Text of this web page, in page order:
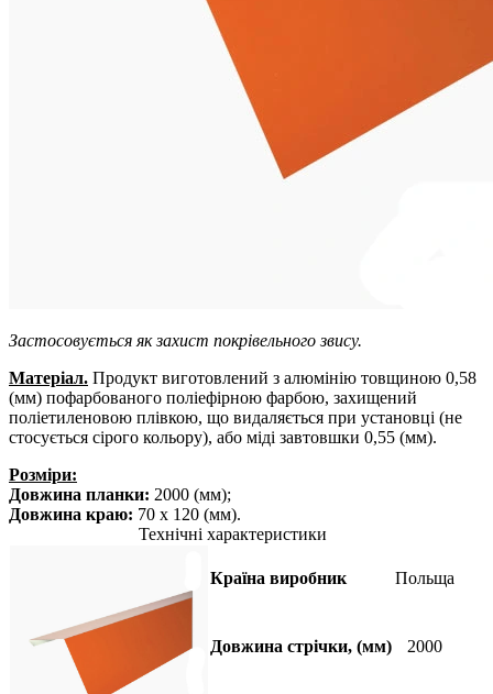
Застосовується як захист покрівельного звису.
Матеріал. Продукт виготовлений з алюмінію товщиною 0,58
(мм) пофарбованого поліефірною фарбою, захищений
поліетиленовою плівкою, що видаляється при установці (не
стосується сірого кольору), або міді завтовшки 0,55 (мм).
Розміри:
Довжина планки: 2000 (мм);
Довжина краю: 70 х 120 (мм).
Технічні характеристики
Країна виробник Польща
Довжина стрічки, (мм) 2000